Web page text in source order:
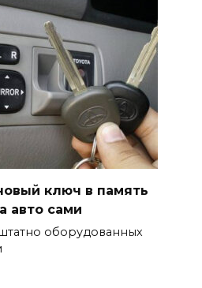
ключ в память
авто сами
оборудованных